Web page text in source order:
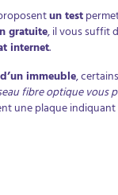
un test
gratuite, il vous suffit
internet.
immeuble,
fibre optique
une plaque